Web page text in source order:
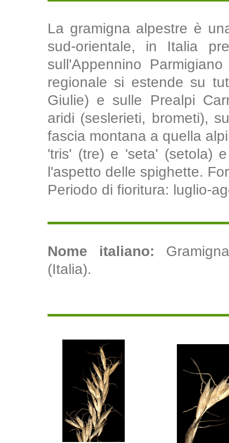
La gramigna alpestre è
sud-orientale, in Italia
sull'Appennino
regionale si estende su
Giulie) e sulle Prealpi
aridi (seslerieti, brometi),
fascia montana a quella
'tris' (tre) e 'seta' (setola)
l'aspetto delle spighette.
Periodo di fioritura: luglio-
Nome italiano:
(Italia).